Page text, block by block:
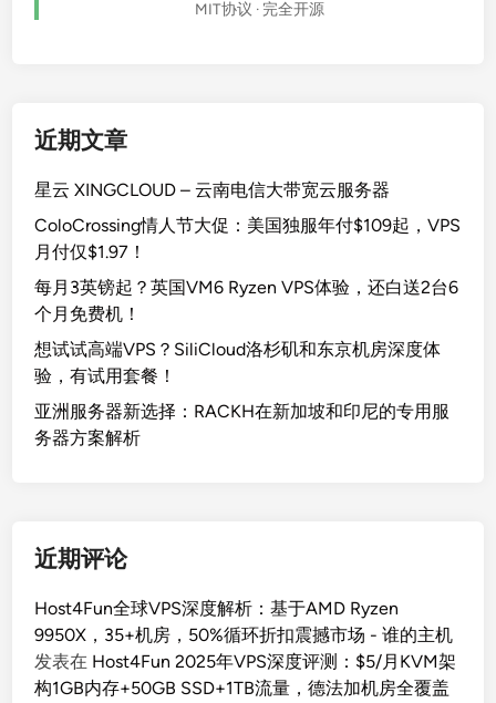
MIT协议 · 完全开源
近期文章
星云 XINGCLOUD – 云南电信大带宽云服务器
ColoCrossing情人节大促：美国独服年付$109起，VPS
月付仅$1.97！
每月3英镑起？英国VM6 Ryzen VPS体验，还白送2台6
个月免费机！
想试试高端VPS？SiliCloud洛杉矶和东京机房深度体
验，有试用套餐！
亚洲服务器新选择：RACKH在新加坡和印尼的专用服
务器方案解析
近期评论
Host4Fun全球VPS深度解析：基于AMD Ryzen
9950X，35+机房，50%循环折扣震撼市场 - 谁的主机
发表在 Host4Fun 2025年VPS深度评测：$5/月KVM架
构1GB内存+50GB SSD+1TB流量，德法加机房全覆盖